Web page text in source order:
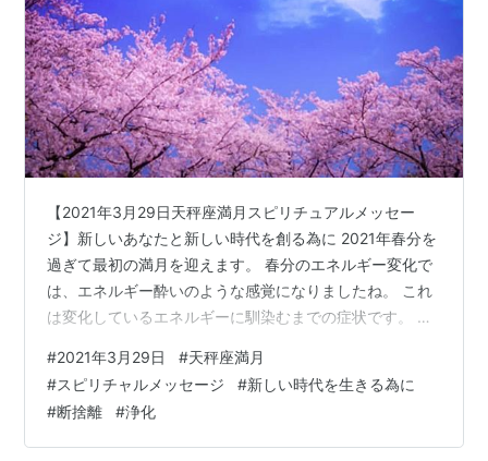
【2021年3月29日天秤座満月スピリチュアルメッセー
ジ】新しいあなたと新しい時代を創る為に 2021年春分を
過ぎて最初の満月を迎えます。 春分のエネルギー変化で
は、エネルギー酔いのような感覚になりましたね。 これ
は変化しているエネルギーに馴染むまでの症状です。 そ
月は2021年3月29日(月) 3:49 天秤座で起こる満月です🌕
このスピリチュアルメッセージは、高次元の方からお言
葉やシンボル、映像などを頂いて、チャネリングした内
容を分かりやすく文章にしているメッセージです😊 『新
#2021年3月29日 #天秤座満月
#スピリチャルメッセージ #新しい時代を生きる為に
#断捨離 #浄化